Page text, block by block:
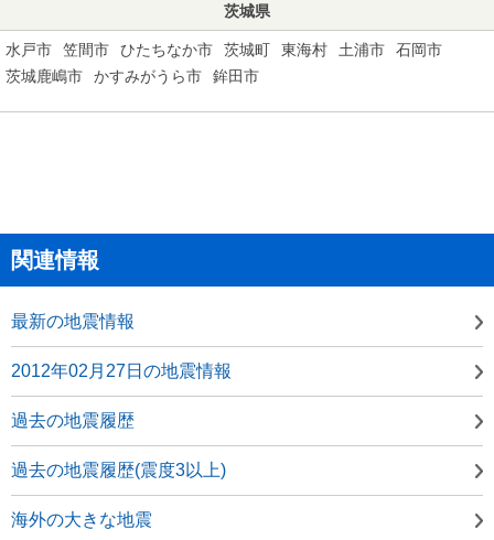
茨城県
水戸市 笠間市 ひたちなか市 茨城町 東海村 土浦市
石岡市
茨城鹿嶋市
かすみがうら市 鉾田市
関連情報
最新の地震情報
2012年02月27日の地震情報
過去の地震履歴
過去の地震履歴(震度3以上)
海外の大きな地震